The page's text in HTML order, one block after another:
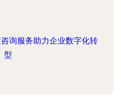
询服务助力企业数字化转
型